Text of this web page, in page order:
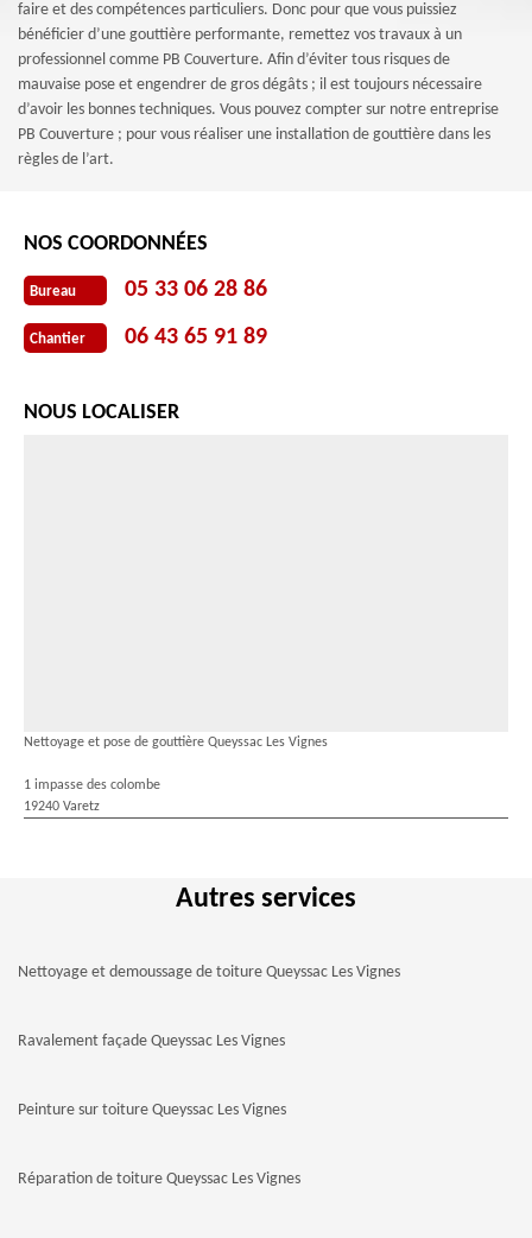
faire et des compétences particuliers. Donc pour que vous puissiez
bénéficier d’une gouttière performante, remettez vos travaux à un
professionnel comme PB Couverture. Afin d’éviter tous risques de
mauvaise pose et engendrer de gros dégâts ; il est toujours nécessaire
d’avoir les bonnes techniques. Vous pouvez compter sur notre entreprise
PB Couverture ; pour vous réaliser une installation de gouttière dans les
règles de l’art.
NOS COORDONNÉES
Bureau 05 33 06 28 86
Chantier 06 43 65 91 89
NOUS LOCALISER
Nettoyage et pose de gouttière Queyssac Les Vignes
1 impasse des colombe
19240 Varetz
Autres services
Nettoyage et demoussage de toiture Queyssac Les Vignes
Ravalement façade Queyssac Les Vignes
Peinture sur toiture Queyssac Les Vignes
Réparation de toiture Queyssac Les Vignes